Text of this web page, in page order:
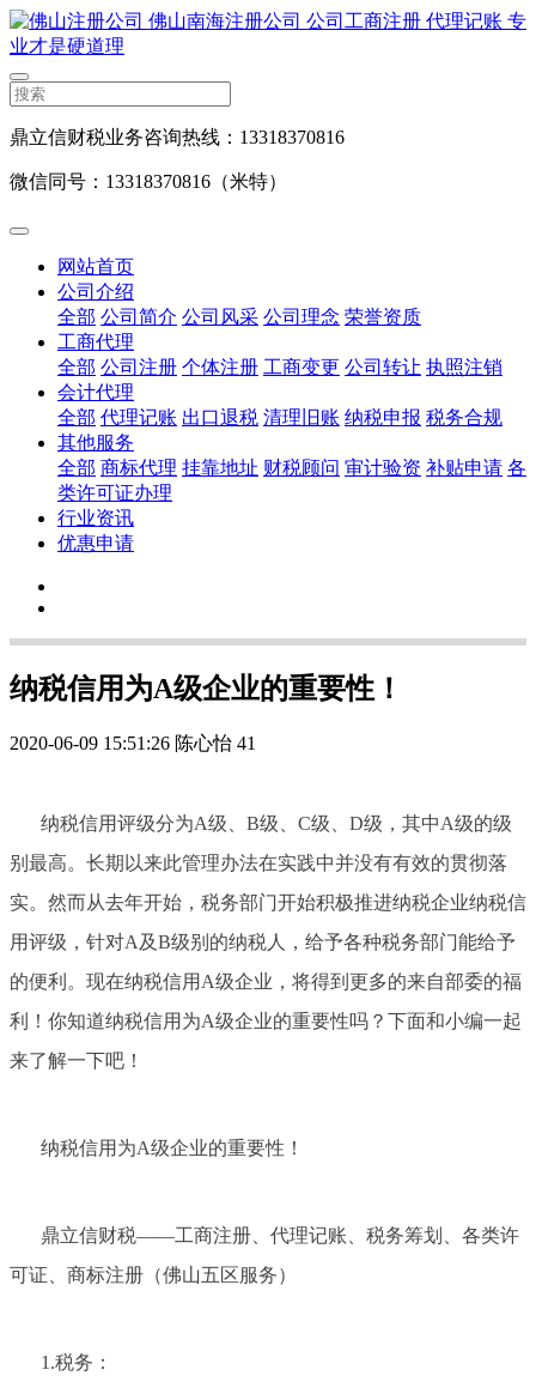
鼎立信财税业务咨询热线：13318370816
微信同号：13318370816（米特）
网站首页
公司介绍
全部 公司简介 公司风采 公司理念 荣誉资质
工商代理
全部 公司注册 个体注册 工商变更 公司转让 执照注销
会计代理
全部 代理记账 出口退税 清理旧账 纳税申报 税务合规
其他服务
全部 商标代理 挂靠地址 财税顾问 审计验资 补贴申请 各
类许可证办理
行业资讯
优惠申请
纳税信用为A级企业的重要性！
2020-06-09 15:51:26 陈心怡 41
纳税信用评级分为A级、B级、C级、D级，其中A级的级
别最高。长期以来此管理办法在实践中并没有有效的贯彻落
实。然而从去年开始，税务部门开始积极推进纳税企业纳税信
用评级，针对A及B级别的纳税人，给予各种税务部门能给予
的便利。现在纳税信用A级企业，将得到更多的来自部委的福
利！你知道纳税信用为A级企业的重要性吗？下面和小编一起
来了解一下吧！
纳税信用为A级企业的重要性！
鼎立信财税——工商注册、代理记账、税务筹划、各类许
可证、商标注册（佛山五区服务）
1.税务：